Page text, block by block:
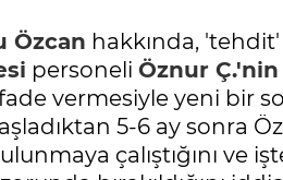
Özcan hakkında,
personeli Öznur Ç.'nin
vermesiyle yeni bir
5-6 ay sonra
çalıştığını ve